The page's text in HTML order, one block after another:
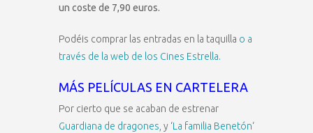
un coste de 7,90 euros.
Podéis comprar las entradas en la taquilla o a
través de la web de los Cines Estrella.
MÁS PELÍCULAS EN CARTELERA
Por cierto que se acaban de estrenar
Guardiana de dragones, y ‘La familia Benetón‘